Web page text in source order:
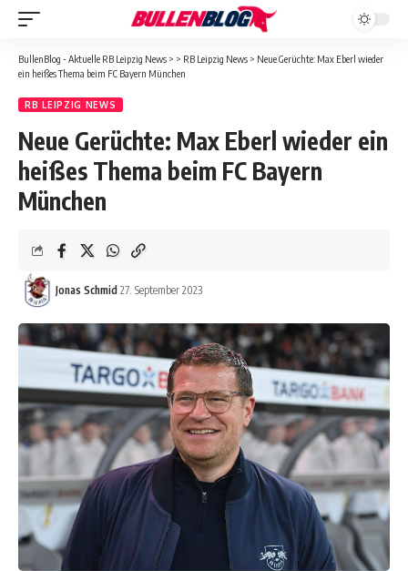
BullenBlog - Aktuelle RB Leipzig News > > RB Leipzig News > Neue Gerüchte: Max Eberl wieder
ein heißes Thema beim FC Bayern München
RB LEIPZIG NEWS
Neue Gerüchte: Max Eberl wieder ein
heißes Thema beim FC Bayern
München
Jonas Schmid 27. September 2023